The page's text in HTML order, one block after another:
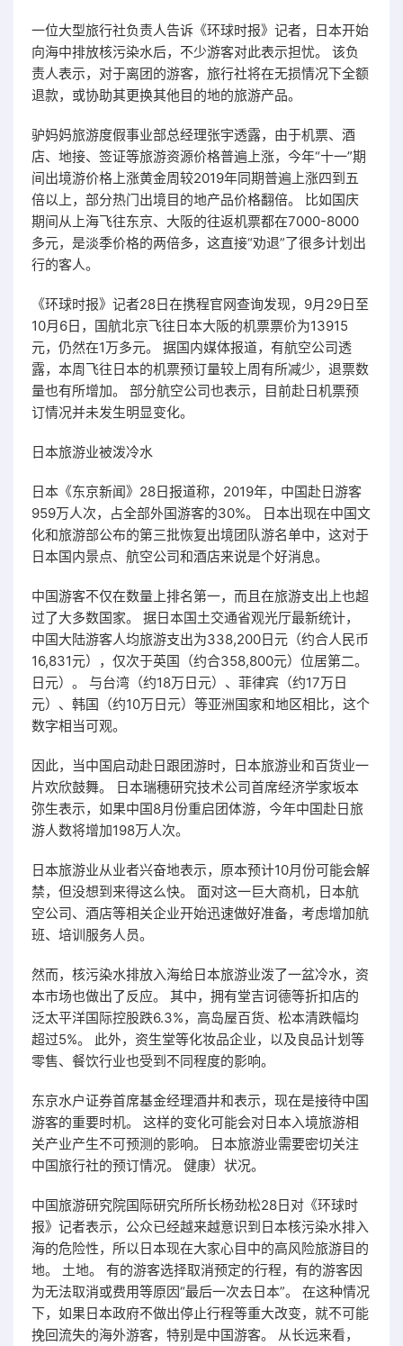
一位大型旅行社负责人告诉《环球时报》记者，日本开始
向海中排放核污染水后，不少游客对此表示担忧。 该负
责人表示，对于离团的游客，旅行社将在无损情况下全额
退款，或协助其更换其他目的地的旅游产品。
驴妈妈旅游度假事业部总经理张宇透露，由于机票、酒
店、地接、签证等旅游资源价格普遍上涨，今年“十一”期
间出境游价格上涨黄金周较2019年同期普遍上涨四到五
倍以上，部分热门出境目的地产品价格翻倍。 比如国庆
期间从上海飞往东京、大阪的往返机票都在7000-8000
多元，是淡季价格的两倍多，这直接“劝退”了很多计划出
行的客人。
《环球时报》记者28日在携程官网查询发现，9月29日至
10月6日，国航北京飞往日本大阪的机票票价为13915
元，仍然在1万多元。 据国内媒体报道，有航空公司透
露，本周飞往日本的机票预订量较上周有所减少，退票数
量也有所增加。 部分航空公司也表示，目前赴日机票预
订情况并未发生明显变化。
日本旅游业被泼冷水
日本《东京新闻》28日报道称，2019年，中国赴日游客
959万人次，占全部外国游客的30%。 日本出现在中国文
化和旅游部公布的第三批恢复出境团队游名单中，这对于
日本国内景点、航空公司和酒店来说是个好消息。
中国游客不仅在数量上排名第一，而且在旅游支出上也超
过了大多数国家。 据日本国土交通省观光厅最新统计，
中国大陆游客人均旅游支出为338,200日元（约合人民币
16,831元），仅次于英国（约合358,800元）位居第二。
日元）。 与台湾（约18万日元）、菲律宾（约17万日
元）、韩国（约10万日元）等亚洲国家和地区相比，这个
数字相当可观。
因此，当中国启动赴日跟团游时，日本旅游业和百货业一
片欢欣鼓舞。 日本瑞穗研究技术公司首席经济学家坂本
弥生表示，如果中国8月份重启团体游，今年中国赴日旅
游人数将增加198万人次。
日本旅游业从业者兴奋地表示，原本预计10月份可能会解
禁，但没想到来得这么快。 面对这一巨大商机，日本航
空公司、酒店等相关企业开始迅速做好准备，考虑增加航
班、培训服务人员。
然而，核污染水排放入海给日本旅游业泼了一盆冷水，资
本市场也做出了反应。 其中，拥有堂吉诃德等折扣店的
泛太平洋国际控股跌6.3%，高岛屋百货、松本清跌幅均
超过5%。 此外，资生堂等化妆品企业，以及良品计划等
零售、餐饮行业也受到不同程度的影响。
东京水户证券首席基金经理酒井和表示，现在是接待中国
游客的重要时机。 这样的变化可能会对日本入境旅游相
关产业产生不可预测的影响。 日本旅游业需要密切关注
中国旅行社的预订情况。 健康）状况。
中国旅游研究院国际研究所所长杨劲松28日对《环球时
报》记者表示，公众已经越来越意识到日本核污染水排入
海的危险性，所以日本现在大家心目中的高风险旅游目的
地。 土地。 有的游客选择取消预定的行程，有的游客因
为无法取消或费用等原因“最后一次去日本”。 在这种情况
下，如果日本政府不做出停止行程等重大改变，就不可能
挽回流失的海外游客，特别是中国游客。 从长远来看，